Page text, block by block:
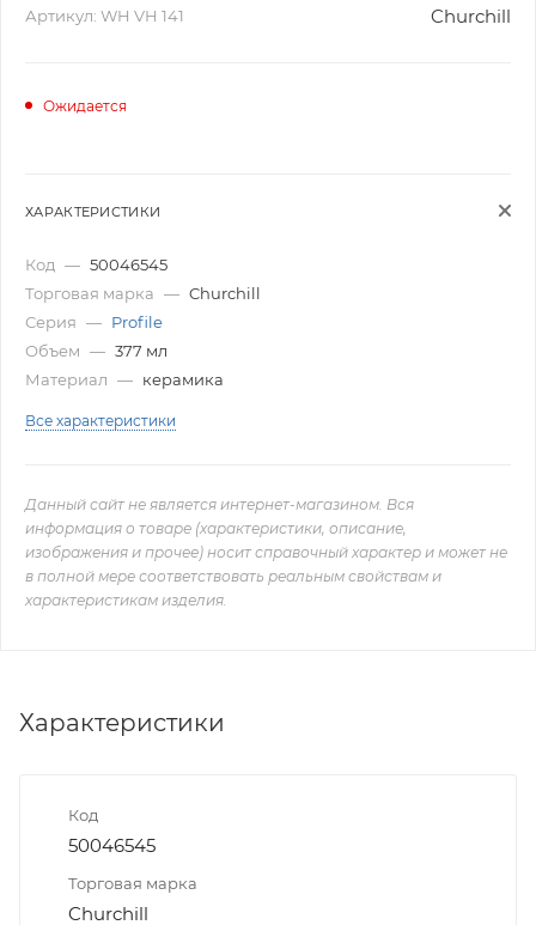
Артикул: WH VH 141 Churchill
Ожидается
ХАРАКТЕРИСТИКИ
Код — 50046545
Торговая марка — Churchill
Серия — Profile
Объем — 377 мл
Материал — керамика
Все характеристики
Данный сайт не является интернет-магазином. Вся
информация о товаре (характеристики, описание,
изображения и прочее) носит справочный характер и может не
в полной мере соответствовать реальным свойствам и
характеристикам изделия.
Характеристики
Код
50046545
Торговая марка
Churchill